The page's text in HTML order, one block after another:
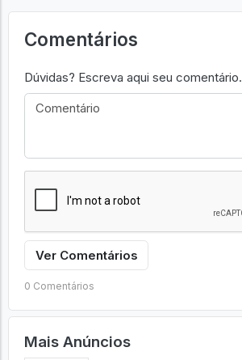
Comentários
Dúvidas? Escreva aqui seu comentário.
Ver Comentários
0 Comentários
Mais Anúncios